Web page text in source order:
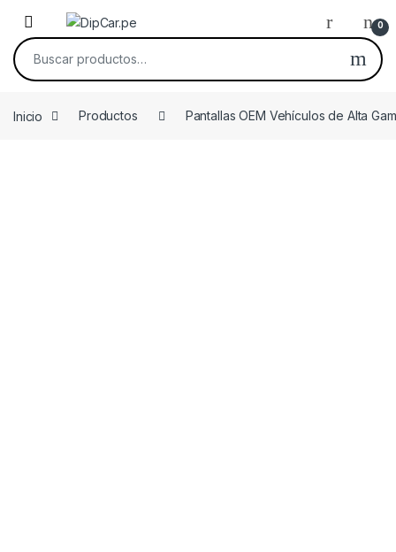
Skip to navigation
Skip to content
0
Buscar por:
Inicio Productos Pantallas OEM Vehículos de Alta